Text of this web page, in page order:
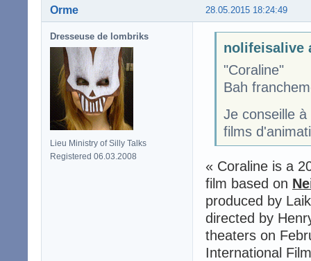
28.05.2015 18:24:49
Orme
Dresseuse de lombriks
Lieu Ministry of Silly Talks
Registered 06.03.2008
nolifeisalive
"Coraline"
Bah
Je conseille
films
« Coraline is a
film based on
produced by
directed by
theaters on
International